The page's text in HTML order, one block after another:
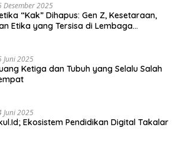
Desember 2025
“Kak” Dihapus: Gen Z, Kesetaraan,
Etika yang Tersisa di Lembaga
Juni 2025
Ketiga dan Tubuh yang Selalu Salah
Juni 2025
Ekosistem Pendidikan Digital Takalar